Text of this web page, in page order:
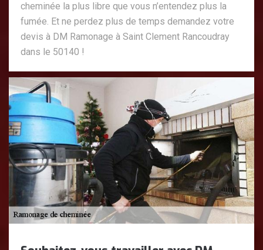
cheminée la plus libre que vous n’entendez plus la
fumée. Et ne perdez plus de temps demandez votre
devis à DM Ramonage à Saint Clement Rancoudray
dans le 50140 !